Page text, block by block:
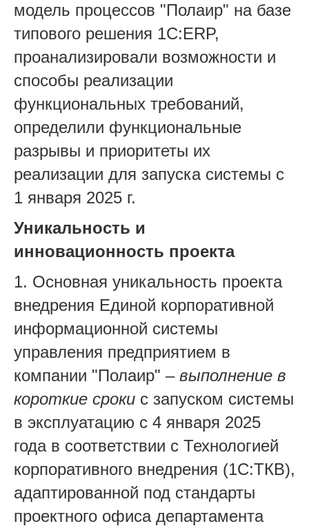
модель процессов "Полаир" на базе
типового решения 1С:ERP,
проанализировали возможности и
способы реализации
функциональных требований,
определили функциональные
разрывы и приоритеты их
реализации для запуска системы с
1 января 2025 г.
Уникальность и
инновационность проекта
1. Основная уникальность проекта
внедрения Единой корпоративной
информационной системы
управления предприятием в
компании "Полаир" –выполнение в
короткие сроки с запуском системы
в эксплуатацию с 4 января 2025
года в соответствии с Технологией
корпоративного внедрения (1С:ТКВ),
адаптированной под стандарты
проектного офиса департамента